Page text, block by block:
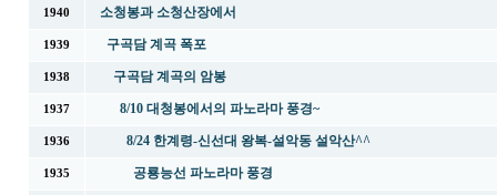
1940 소청봉과 소청산장에서
1939 구곡담 계곡 폭포
1938 구곡담 계곡의 암봉
1937 8/10 대청봉에서의 파노라마 풍경~
1936 8/24 한계령-신선대 왕복-설악동 설악산^^
1935 공룡능선 파노라마 풍경